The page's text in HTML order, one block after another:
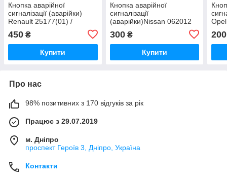
Кнопка аварійної
сигналізації (аварійки)
Renault 25177(01) /
450 ₴
Купити
Кнопка аварійної
сигналізації
(аварійки)Nissan 062012
300₴
Купити
200
Про нас
98% позитивних з 170 відгуків за рік
Працює з 29.07.2019
м. Дніпро
проспект Героїв 3, Дніпро, Україна
Контакти